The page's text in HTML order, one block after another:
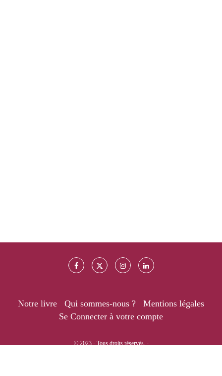
Notre livre Qui sommes-nous ?
Mentions légales
Se Connecter à votre compte
© 2023 - Tous droits réservés. -